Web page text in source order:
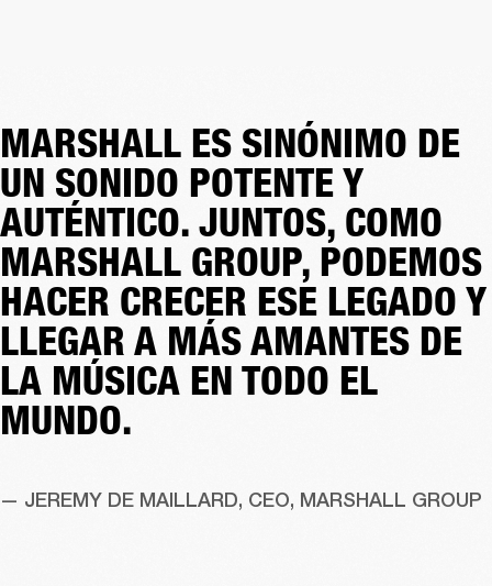
MARSHALL ES SINÓNIMO DE
UN SONIDO POTENTE Y
AUTÉNTICO. JUNTOS, COMO
MARSHALL GROUP, PODEMOS
HACER CRECER ESE LEGADO Y
LLEGAR A MÁS AMANTES DE
LA MÚSICA EN TODO EL
MUNDO.
— JEREMY DE MAILLARD, CEO, MARSHALL GROUP